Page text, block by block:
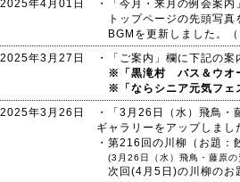
2025年4月01日
・「今月・来月の例会案
トップページの先頭写真
BGMを更新しました。（
2025年3月27日
・「ご案内」欄に下記の案
※「黒滝村 バス＆ウオ
※「ならシニア元気フェ
2025年3月26日
・「3月26日（水）飛鳥
ギャラリーをアップしまし
・第216回の川柳（お題
(3月26日（水）飛鳥・藤原
次回(4月5日)の川柳のお